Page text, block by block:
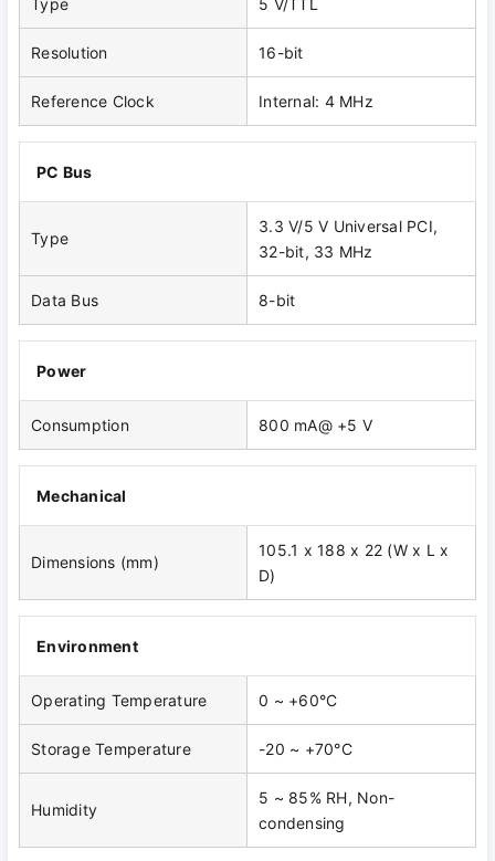
Resolution 16-bit
Reference Clock Internal: 4 MHz
PC Bus
Type
3.3 V/5 V Universal PCI,
32-bit, 33 MHz
Data Bus 8-bit
Power
Consumption 800 mA@ +5 V
Mechanical
Dimensions (mm)
105.1 x 188 x 22 (W x L x
D)
Environment
Operating Temperature 0 ~ +60°C
Storage Temperature -20 ~ +70°C
Humidity
5 ~ 85% RH, Non-
condensing